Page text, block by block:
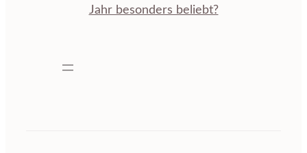
Jahr besonders beliebt?